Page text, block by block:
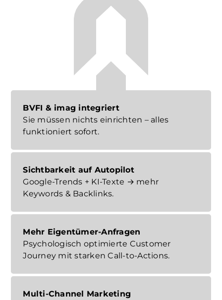
BVFI & imag integriert
Sie müssen nichts einrichten – alles
funktioniert sofort.
Sichtbarkeit auf Autopilot
Google-Trends + KI-Texte → mehr
Keywords & Backlinks.
Mehr Eigentümer-Anfragen
Psychologisch optimierte Customer
Journey mit starken Call-to-Actions.
Multi-Channel Marketing